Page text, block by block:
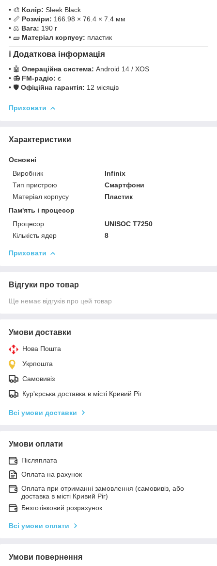
• 🎨 Колір: Sleek Black
• 📏 Розміри: 166.98 × 76.4 × 7.4 мм
• ⚖️ Вага: 190 г
• 🧱 Матеріал корпусу: пластик
ℹ️ Додаткова інформація
• 🤖 Операційна система: Android 14 / XOS
• 📻 FM-радіо: є
• 🛡 Офіційна гарантія: 12 місяців
Приховати
Характеристики
Основні
Виробник
Infinix
Тип пристрою
Смартфони
Матеріал корпусу
Пластик
Пам'ять і процесор
Процесор
UNISOC T7250
Кількість ядер
8
Приховати
Відгуки про товар
Ще немає відгуків про цей товар
Умови доставки
Нова Пошта
Укрпошта
Самовивіз
Кур'єрська доставка в місті Кривий Ріг
Всі умови доставки
Умови оплати
Післяплата
Оплата на рахунок
Оплата при отриманні замовлення (самовивіз, або
доставка в місті Кривий Ріг)
Безготівковий розрахунок
Всі умови оплати
Умови повернення